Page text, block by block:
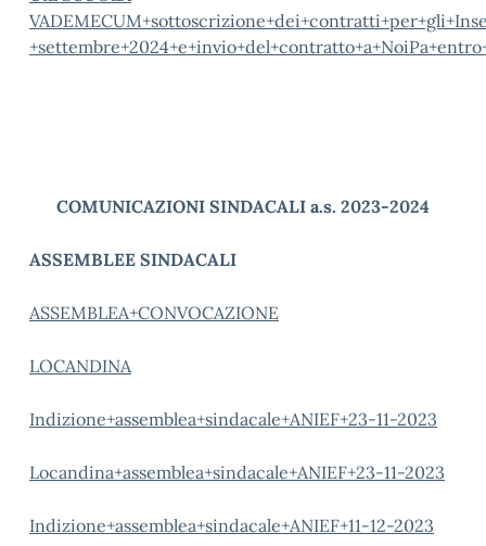
COMUNICAZIONI SINDACALI a.s. 2023-2024
ASSEMBLEE SINDACALI
ASSEMBLEA+CONVOCAZIONE
LOCANDINA
Indizione+assemblea+sindacale+ANIEF+23-11-2023
Locandina+assemblea+sindacale+ANIEF+23-11-2023
Indizione+assemblea+sindacale+ANIEF+11-12-2023